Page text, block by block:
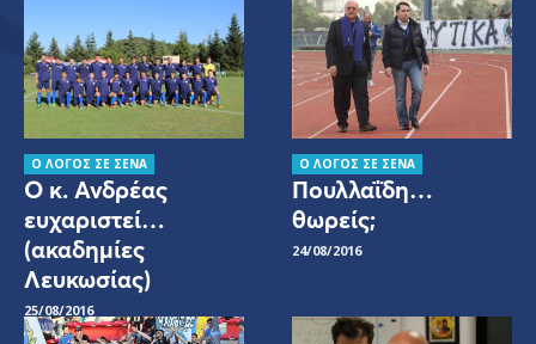
Ο ΛΟΓΟΣ ΣΕ ΣΕΝΑ
Ο κ. Ανδρέας
ευχαριστεί…
(ακαδημίες
Λευκωσίας)
25/08/2016
Ο ΛΟΓΟΣ ΣΕ ΣΕΝΑ
Πουλλαΐδη…
θωρείς;
24/08/2016